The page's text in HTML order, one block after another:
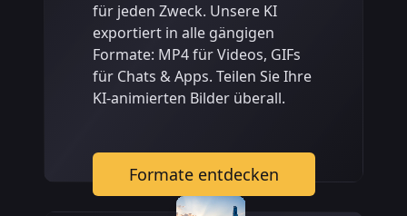
für jeden Zweck. Unsere KI
exportiert in alle gängigen
Formate: MP4 für Videos, GIFs
für Chats & Apps. Teilen Sie Ihre
KI-animierten Bilder überall.
Formate entdecken